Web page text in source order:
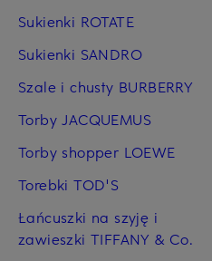
Sukienki ROTATE
Sukienki SANDRO
Szale i chusty BURBERRY
Torby JACQUEMUS
Torby shopper LOEWE
Torebki TOD'S
Łańcuszki na szyję i
zawieszki TIFFANY & Co.